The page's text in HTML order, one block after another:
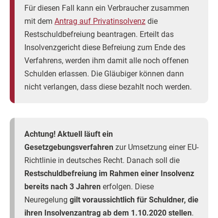
Für diesen Fall kann ein Verbraucher zusammen
mit dem Antrag auf Privatinsolvenz die
Restschuldbefreiung beantragen. Erteilt das
Insolvenzgericht diese Befreiung zum Ende des
Verfahrens, werden ihm damit alle noch offenen
Schulden erlassen. Die Gläubiger können dann
nicht verlangen, dass diese bezahlt noch werden.
Achtung! Aktuell läuft ein
Gesetzgebungsverfahren zur Umsetzung einer EU-
Richtlinie in deutsches Recht. Danach soll die
Restschuldbefreiung im Rahmen einer Insolvenz
bereits nach 3 Jahren erfolgen. Diese
Neuregelung gilt voraussichtlich für Schuldner, die
ihren Insolvenzantrag ab dem 1.10.2020 stellen.